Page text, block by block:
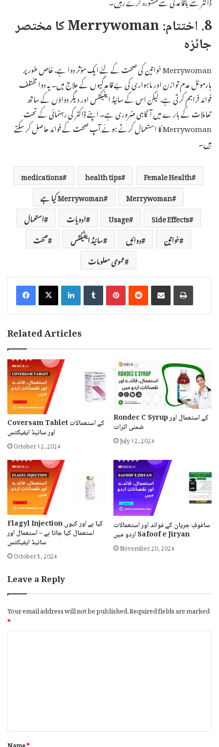
8. اختتام: Merrywoman کا مختصر
جائزہ
Merrywoman خواتین کی صحت کے لئے ایک مؤثر دوا ہے، خاص طور پر
ہارمونل عدم توازن اور ماہواری کی بے قاعدگیوں کے علاج میں۔ یہ دوا مختلف
فوائد فراہم کرتی ہے، لیکن اس کے سائیڈ ایفیکٹس اور دیگر دواؤں کے ساتھ
تعاملات کے بارے میں آگاہی ضروری ہے۔ اپنے ڈاکٹر کی رہنمائی کے تحت
Merrywoman کا استعمال کرتے ہوئے آپ صحت کے فوائد حاصل کر سکتے
ہیں۔
Female Health
health tips
medications
Merrywoman
Merrywoman کیا ہے
Side Effects
Usage ادویات
استعمال
خواتین
دوائیں سائیڈ ایفیکٹس
صحت
عمومی معلومات
LinkedInTumblrPinterestReddit Share via Email Print
Related Articles
Coversam Tablet کے استعمالات
اور سائیڈ ایفیکٹس
October 12, 2024
Rondec C Syrup کے استعمال اور
ضمنی اثرات
July 12, 2024
Flagyl Injection کیا ہے اور کیوں
استعمال کیا جاتا ہے – استعمال اور
سائیڈ ایفیکٹس
October 5, 2024
سافوفِ جریان کے فوائد اور استعمالات
اردو میں Safoof e Jiryan
November 20, 2024
Leave a Reply
Your email address will not be published.Required fields are marked
*
*